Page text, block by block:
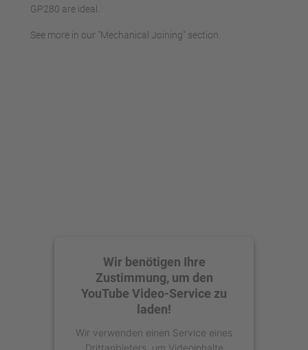
GP280 are ideal.
See more in our "Mechanical Joining" section.
Wir benötigen Ihre
Zustimmung, um den
YouTube Video-Service zu
laden!
Wir verwenden einen Service eines
Drittanbieters, um Videoinhalte